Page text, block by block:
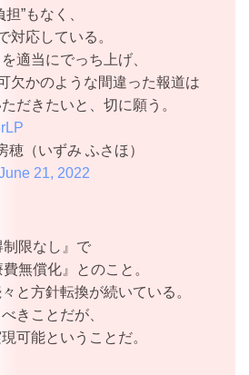
”もなく、
対応している。
適当にでっち上げ、
欠かのような間違った報道は
だきたいと、切に願う。
（いずみ ふさほ）
21, 2022
限なし』で
無償化』とのこと。
と方針転換が続いている。
きことだが、
可能ということだ。